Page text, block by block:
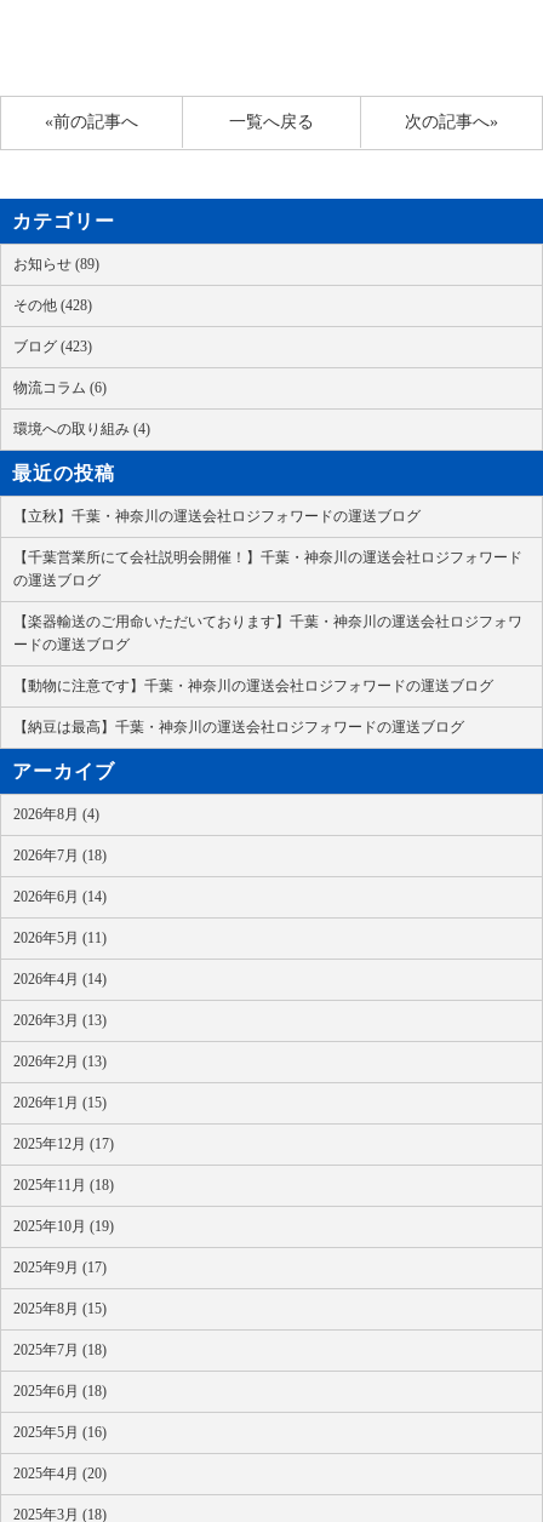
«前の記事へ 次の記事へ»
一覧へ戻る
カテゴリー
お知らせ (89)
その他 (428)
ブログ (423)
物流コラム (6)
環境への取り組み (4)
最近の投稿
【立秋】千葉・神奈川の運送会社ロジフォワードの運送ブログ
【千葉営業所にて会社説明会開催！】千葉・神奈川の運送会社ロジフォワード
の運送ブログ
【楽器輸送のご用命いただいております】千葉・神奈川の運送会社ロジフォワ
ードの運送ブログ
【動物に注意です】千葉・神奈川の運送会社ロジフォワードの運送ブログ
【納豆は最高】千葉・神奈川の運送会社ロジフォワードの運送ブログ
アーカイブ
2026年8月 (4)
2026年7月 (18)
2026年6月 (14)
2026年5月 (11)
2026年4月 (14)
2026年3月 (13)
2026年2月 (13)
2026年1月 (15)
2025年12月 (17)
2025年11月 (18)
2025年10月 (19)
2025年9月 (17)
2025年8月 (15)
2025年7月 (18)
2025年6月 (18)
2025年5月 (16)
2025年4月 (20)
2025年3月 (18)